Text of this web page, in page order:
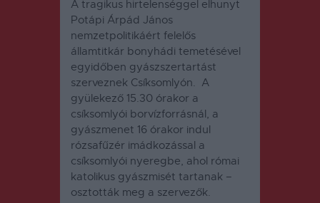
A tragikus hirtelenséggel elhunyt
Potápi Árpád János
nemzetpolitikáért felelős
államtitkár bonyhádi temetésével
egyidőben gyászszertartást
szerveznek Csíksomlyón. A
gyülekező 15.30 órakor a
csíksomlyói borvízforrásnál, a
gyászmenet 16 órakor indul
rózsafűzér imádkozással a
csíksomlyói nyeregbe, ahol római
katolikus gyászmisét tartanak –
osztották meg a szervezők.